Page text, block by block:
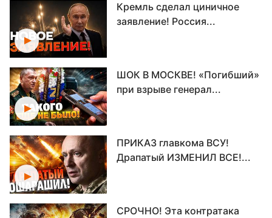
Кремль сделал циничное
заявление! Россия...
ШОК В МОСКВЕ! «Погибший»
при взрыве генерал...
ПРИКАЗ главкома ВСУ!
Драпатый ИЗМЕНИЛ ВСЕ!...
СРОЧНО! Эта контратака